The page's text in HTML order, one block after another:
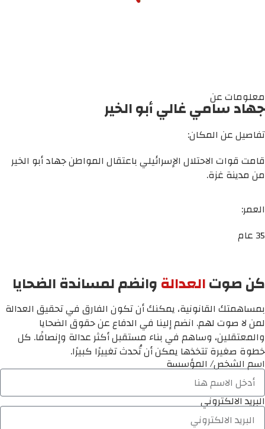
معلومات عن
جهاد سامي غالي أبو الخير
تفاصيل عن المكان:
قامت قوات الاحتلال الإسرائيلي باعتقال المواطن جهاد أبو الخير
من مدينة غزة.
العمر:
35 عام
كن صوتالعدالةوانضم لمساندة الضحايا
بمساهمتك القانونية، يمكنك أن تكون الفارق في تحقيق العدالة
لمن لا صوت لهم. انضم إلينا في الدفاع عن حقوق الضحايا
والمعتقلين، وساهم في بناء مستقبل أكثر عدالة وإنصافًا. كل
خطوة صغيرة تتخذها يمكن أن تُحدث تغييرًا كبيرًا.
اسم الشخص/ المؤسسة
البريد الالكتروني